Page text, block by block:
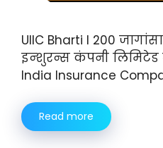
UIIC Bharti I 200
इन्शुरन्स कंपनी लिमिटेड
India Insurance
Read more